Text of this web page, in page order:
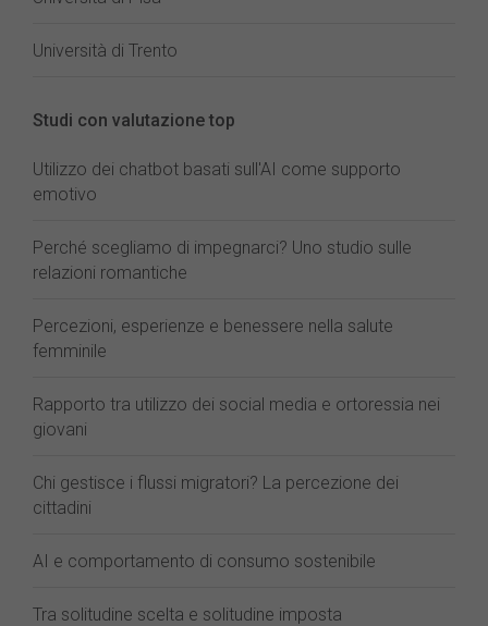
Università di Trento
Studi con valutazione top
Utilizzo dei chatbot basati sull'AI come supporto
emotivo
Perché scegliamo di impegnarci? Uno studio sulle
relazioni romantiche
Percezioni, esperienze e benessere nella salute
femminile
Rapporto tra utilizzo dei social media e ortoressia nei
giovani
Chi gestisce i flussi migratori? La percezione dei
cittadini
AI e comportamento di consumo sostenibile
Tra solitudine scelta e solitudine imposta